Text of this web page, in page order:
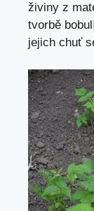
živiny z
tvorbě
jejich chuť